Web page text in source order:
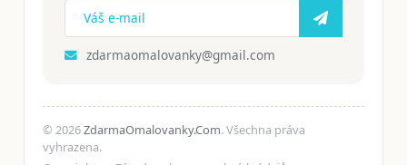
zdarmaomalovanky@gmail.com
© 2026ZdarmaOmalovanky.Com. Všechna práva
vyhrazena.